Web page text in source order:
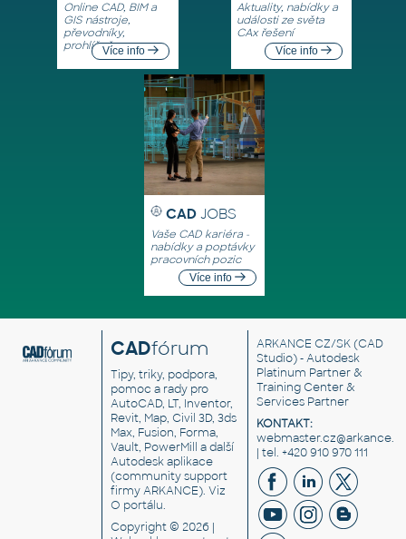
Online CAD, BIM a
GIS nástroje,
převodníky,
prohlížečeVíce info
Aktuality, nabídky a
události ze světa
CAx řešení
Více info
CAD JOBS
Vaše CAD kariéra -
nabídky a poptávky
pracovních pozic
Více info
CADfórum
Tipy, triky, podpora,
pomoc a rady pro
AutoCAD, LT, Inventor,
Revit, Map, Civil 3D, 3ds
Max, Fusion, Forma,
Vault, PowerMill a další
Autodesk aplikace
(community support
firmy ARKANCE). Viz
O portálu.
Copyright © 2026 |
ARKANCE CZ/SK(CAD
Studio) - Autodesk
Platinum Partner &
Training Center &
Services Partner
KONTAKT:
| tel. +420 910 970 111